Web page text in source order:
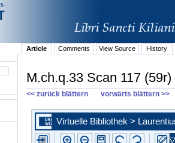
Article Comments View Source History
M.ch.q.33 Scan 117 (59r)
<< zurück blättern vorwärts blättern >>